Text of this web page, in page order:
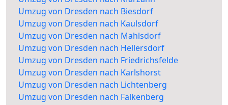
Umzug von Dresden nach Biesdorf
Umzug von Dresden nach Kaulsdorf
Umzug von Dresden nach Mahlsdorf
Umzug von Dresden nach Hellersdorf
Umzug von Dresden nach Friedrichsfelde
Umzug von Dresden nach Karlshorst
Umzug von Dresden nach Lichtenberg
Umzug von Dresden nach Falkenberg